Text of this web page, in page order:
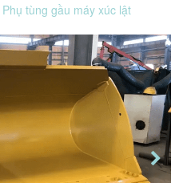
Phụ tùng gầu máy xúc lật